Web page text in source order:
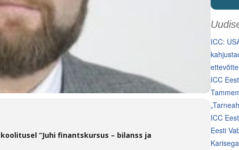
“Juhi finantskursus – bilanss ja
ICC:
ICC
ICC
Eesti
Karisega